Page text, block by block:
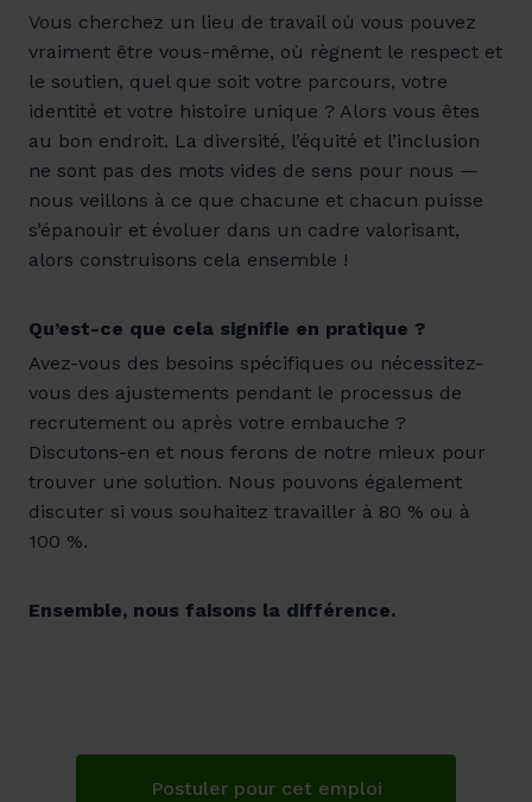
Vous cherchez un lieu de travail où vous pouvez
vraiment être vous-même, où règnent le respect et
le soutien, quel que soit votre parcours, votre
identité et votre histoire unique ? Alors vous êtes
au bon endroit. La diversité, l’équité et l’inclusion
ne sont pas des mots vides de sens pour nous —
nous veillons à ce que chacune et chacun puisse
s’épanouir et évoluer dans un cadre valorisant,
alors construisons cela ensemble !
Qu’est-ce que cela signifie en pratique ?
Avez-vous des besoins spécifiques ou nécessitez-
vous des ajustements pendant le processus de
recrutement ou après votre embauche ?
Discutons-en et nous ferons de notre mieux pour
trouver une solution. Nous pouvons également
discuter si vous souhaitez travailler à 80 % ou à
100 %.
Ensemble, nous faisons la différence.
Postuler pour cet emploi